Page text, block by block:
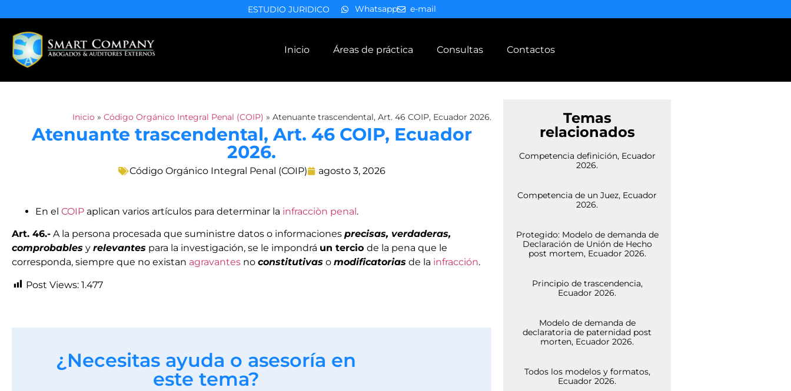
ESTUDIO JURIDICO Whatsapp e-mail
Inicio Áreas de práctica Consultas Contactos
Inicio » Código Orgánico Integral Penal (COIP) » Atenuante trascendental, Art. 46 COIP, Ecuador 2026.
Atenuante trascendental, Art. 46 COIP, Ecuador
2026.
Código Orgánico Integral Penal (COIP) agosto 3, 2026
En el COIP aplican varios artículos para determinar la infracciòn penal.
Art. 46.- A la persona procesada que suministre datos o informaciones precisas, verdaderas,
comprobables y relevantes para la investigación, se le impondrá un tercio de la pena que le
corresponda, siempre que no existan agravantes no constitutivas o modificatorias de la infracción.
Post Views: 1.477
¿Necesitas ayuda o asesoría en
este tema?
Temas
relacionados
Competencia definición, Ecuador
2026.
Competencia de un Juez, Ecuador
2026.
Protegido: Modelo de demanda de
Declaración de Unión de Hecho
post mortem, Ecuador 2026.
Principio de trascendencia,
Ecuador 2026.
Modelo de demanda de
declaratoria de paternidad post
morten, Ecuador 2026.
Todos los modelos y formatos,
Ecuador 2026.